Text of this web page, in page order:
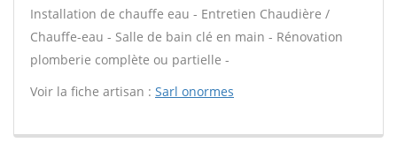
Installation de chauffe eau - Entretien Chaudière /
Chauffe-eau - Salle de bain clé en main - Rénovation
plomberie complète ou partielle -
Voir la fiche artisan : Sarl onormes